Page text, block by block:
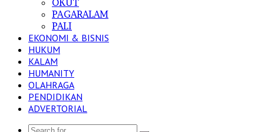
OKUT
PAGARALAM
PALI
EKONOMI & BISNIS
HUKUM
KALAM
HUMANITY
OLAHRAGA
PENDIDIKAN
ADVERTORIAL